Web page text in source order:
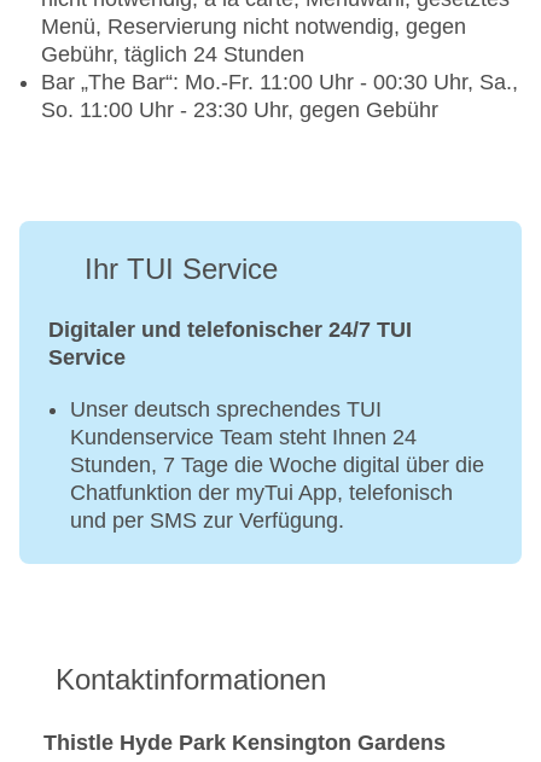
Menü, Reservierung nicht notwendig, gegen
Gebühr, täglich 24 Stunden
Bar „The Bar“: Mo.-Fr. 11:00 Uhr - 00:30 Uhr, Sa.,
So. 11:00 Uhr - 23:30 Uhr, gegen Gebühr
Ihr TUI Service
Digitaler und telefonischer 24/7 TUI
Service
Unser deutsch sprechendes TUI
Kundenservice Team steht Ihnen 24
Stunden, 7 Tage die Woche digital über die
Chatfunktion der myTui App, telefonisch
und per SMS zur Verfügung.
Kontaktinformationen
Thistle Hyde Park Kensington Gardens